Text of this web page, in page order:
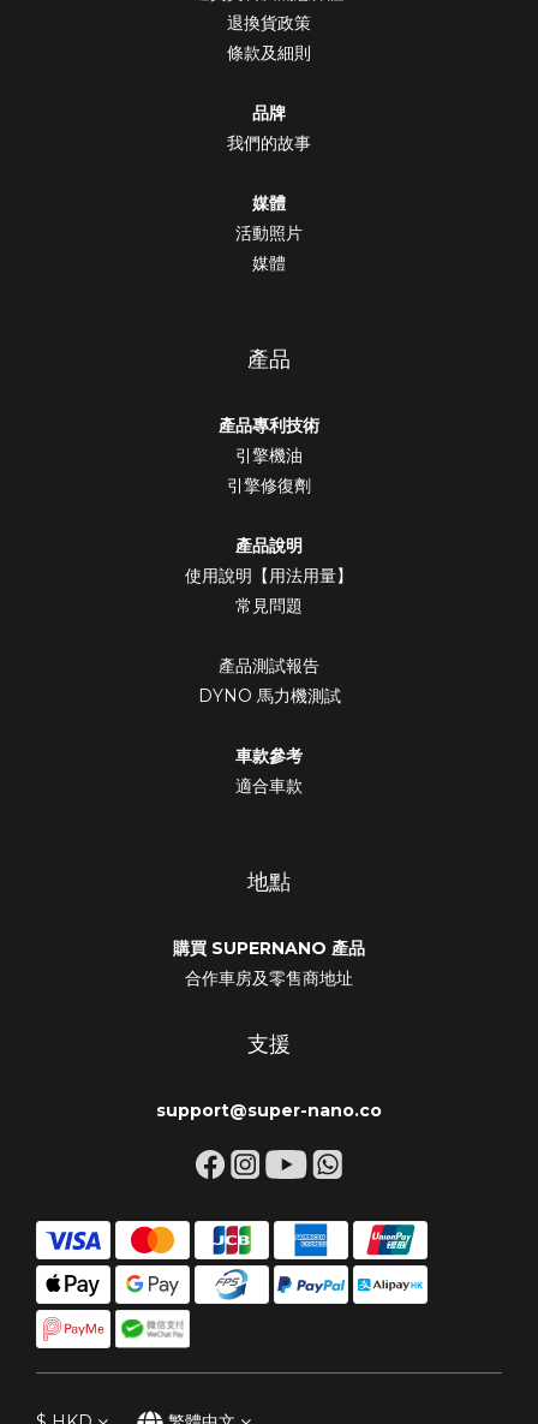
退換貨政策
條款及細則
品牌
我們的故事
媒體
活動照片
媒體
產品
產品專利技術
引擎機油
引擎修復劑
產品說明
使用說明【用法用量】
常見問題
產品測試報告
DYNO 馬力機測試
車款參考
適合車款
地點
購買 SUPERNANO 產品
合作車房及零售商地址
支援
support@super-nano.co